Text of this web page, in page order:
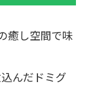
癒し空間で味
んだドミグ